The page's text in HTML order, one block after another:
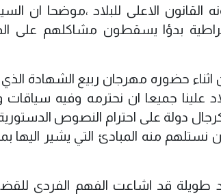
الاعلى للبلاد ،موضحا ان
بدؤا يسقطون مشاكلهم على
حضوره مهرجان ربيع الشهادة الذي
علينا جميعا ان نحترمه وفيه
كرجال دولة على احترام النصوص
منه المبادئ التي يشير اليها
طويلة قد اشاعت الفهم الفردي